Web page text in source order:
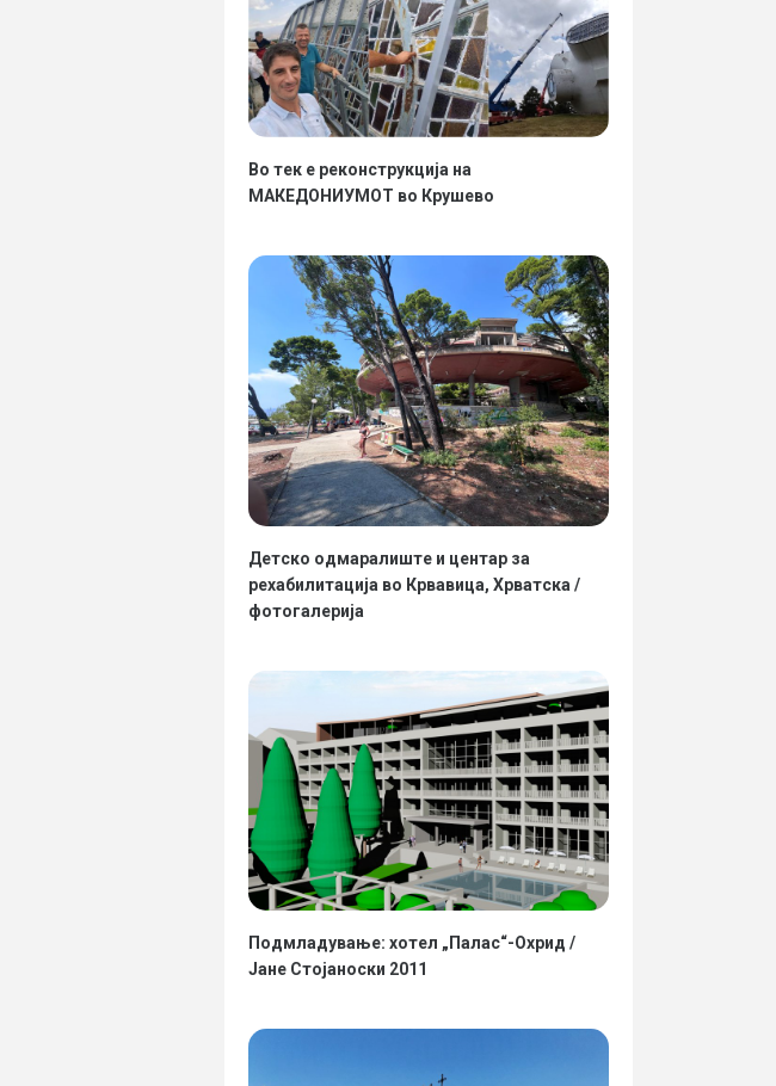
Во тек е реконструкција на
МАКЕДОНИУМОТ во Крушево
Детско одмаралиште и центар за
рехабилитација во Крвавица, Хрватска /
фотогалерија
Подмладување: хотел „Палас“-Охрид /
Јане Стојаноски 2011